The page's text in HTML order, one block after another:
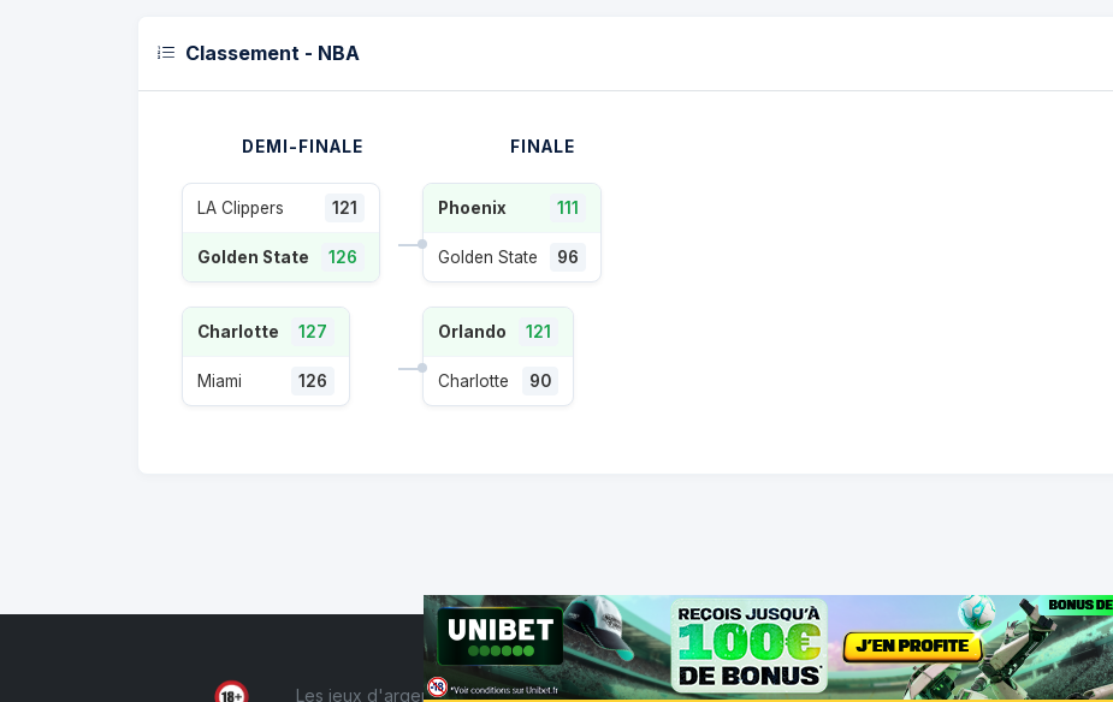
Classement - NBA
DEMI-FINALE
LA Clippers 121
Golden State 126
Charlotte 127
Miami 126
FINALE
Phoenix 111
Golden State 96
Orlando 121
Charlotte 90
© 2026 Coteur.com -Mentions légales-Vie privée-Contact
Les jeux d'argent et de hasard sont interdits aux mineurs. Ne misez pas des sommes d'argent